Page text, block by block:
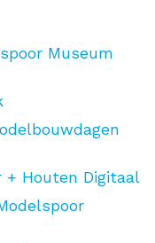
Museum
+ Houten Digitaal